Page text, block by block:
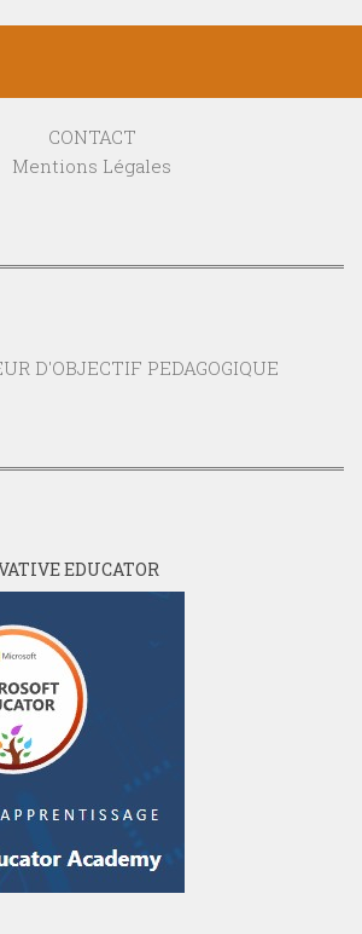
CONTACT
Mentions Légales
D'OBJECTIF PEDAGOGIQUE
EDUCATOR